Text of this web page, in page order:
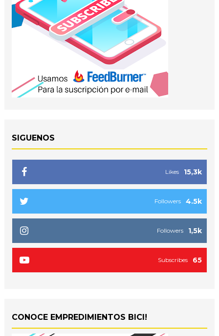
SIGUENOS
15,3k
Likes
4.5k
Followers
1,5k
Followers
65
Subscribes
CONOCE EMPREDIMIENTOS BICI!